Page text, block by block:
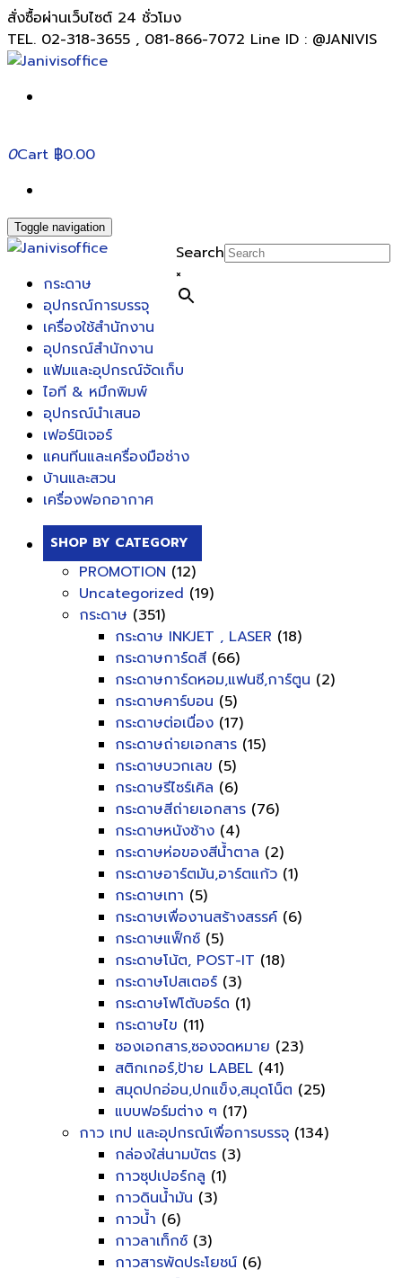
สั่งซื้อผ่านเว็บไซต์ 24 ชั่วโมง
TEL. 02-318-3655 , 081-866-7072 Line ID : @JANIVIS
0Cart ฿0.00
Toggle navigation
Search
×
กระดาษ
อุปกรณ์การบรรจุ
เครื่องใช้สำนักงาน
อุปกรณ์สำนักงาน
แฟ้มและอุปกรณ์จัดเก็บ
ไอที & หมึกพิมพ์
อุปกรณ์นำเสนอ
เฟอร์นิเจอร์
แคนทีนและเครื่องมือช่าง
บ้านและสวน
เครื่องฟอกอากาศ
SHOP BY CATEGORY
PROMOTION (12)
Uncategorized (19)
กระดาษ (351)
กระดาษ INKJET , LASER (18)
กระดาษการ์ดสี (66)
กระดาษการ์ดหอม,แฟนซี,การ์ตูน (2)
กระดาษคาร์บอน (5)
กระดาษต่อเนื่อง (17)
กระดาษถ่ายเอกสาร (15)
กระดาษบวกเลข (5)
กระดาษรีไซร์เคิล (6)
กระดาษสีถ่ายเอกสาร (76)
กระดาษหนังช้าง (4)
กระดาษห่อของสีน้ำตาล (2)
กระดาษอาร์ตมัน,อาร์ตแก้ว (1)
กระดาษเทา (5)
กระดาษเพื่องานสร้างสรรค์ (6)
กระดาษแฟ็กซ์ (5)
กระดาษโน้ต, POST-IT (18)
กระดาษโปสเตอร์ (3)
กระดาษโฟโต้บอร์ด (1)
กระดาษไข (11)
ซองเอกสาร,ซองจดหมาย (23)
สติกเกอร์,ป้าย LABEL (41)
สมุดปกอ่อน,ปกแข็ง,สมุดโน็ต (25)
แบบฟอร์มต่าง ๆ (17)
กาว เทป และอุปกรณ์เพื่อการบรรจุ (134)
กล่องใส่นามบัตร (3)
กาวซุปเปอร์กลู (1)
กาวดินน้ำมัน (3)
กาวน้ำ (6)
กาวลาเท็กซ์ (3)
กาวสารพัดประโยชน์ (6)